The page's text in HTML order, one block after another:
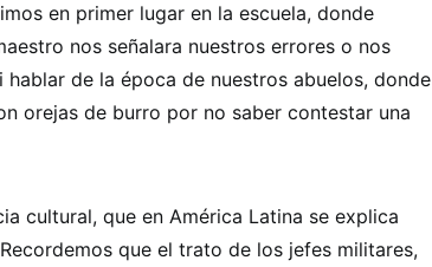
en primer lugar en la escuela, donde
nos señalara nuestros errores o nos
de la época de nuestros abuelos, donde
orejas de burro por no saber contestar una
cultural, que en América Latina se explica
que el trato de los jefes militares,